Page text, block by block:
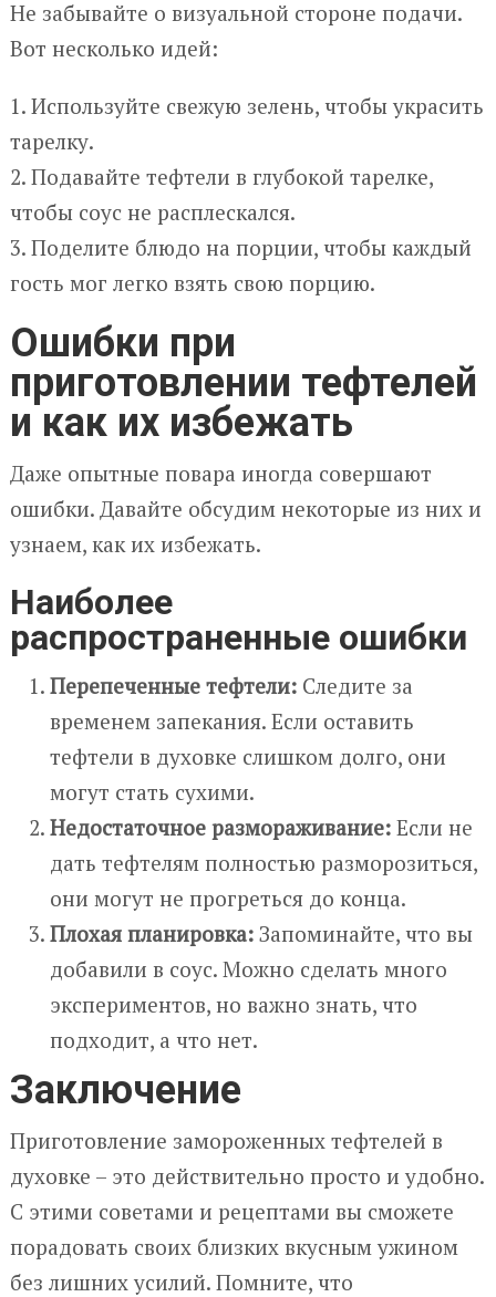
Не забывайте о визуальной стороне подачи.
Вот несколько идей:
1. Используйте свежую зелень, чтобы украсить
тарелку.
2. Подавайте тефтели в глубокой тарелке,
чтобы соус не расплескался.
3. Поделите блюдо на порции, чтобы каждый
гость мог легко взять свою порцию.
Ошибки при
приготовлении тефтелей
и как их избежать
Даже опытные повара иногда совершают
ошибки. Давайте обсудим некоторые из них и
узнаем, как их избежать.
Наиболее
распространенные ошибки
Перепеченные тефтели: Следите за
временем запекания. Если оставить
тефтели в духовке слишком долго, они
могут стать сухими.
Недостаточное размораживание: Если не
дать тефтелям полностью разморозиться,
они могут не прогреться до конца.
Плохая планировка: Запоминайте, что вы
добавили в соус. Можно сделать много
экспериментов, но важно знать, что
подходит, а что нет.
Заключение
Приготовление замороженных тефтелей в
духовке – это действительно просто и удобно.
С этими советами и рецептами вы сможете
порадовать своих близких вкусным ужином
без лишних усилий. Помните, что